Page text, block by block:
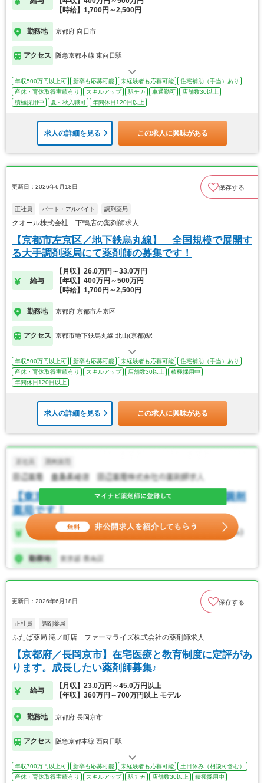
【時給】1,700円～2,500円
勤務地 京都府 向日市
アクセス 阪急京都本線 東向日駅
年収500万円以上可 新卒も応募可能 未経験者も応募可能
住宅補助（手当）あり
産休・育休取得実績有り
スキルアップ 駅チカ 車通勤可
店舗数30以上
積極採用中
夏～秋入職可 年間休日120日以上
求人の詳細を見る この求人に興味がある
更新日：2026年6月18日 保存する
正社員 パート・アルバイト 調剤薬局
クオール株式会社 下鴨店の薬剤師求人
【京都市左京区／地下鉄烏丸線】 全国規模で展開す
る大手調剤薬局にて薬剤師の募集です！
給与
【月収】26.0万円～33.0万円
【年収】400万円～500万円
【時給】1,700円～2,500円
勤務地 京都府 京都市左京区
アクセス 京都市地下鉄烏丸線 北山(京都)駅
年収500万円以上可 新卒も応募可能 未経験者も応募可能
住宅補助（手当）あり
産休・育休取得実績有り
スキルアップ 店舗数30以上
積極採用中
年間休日120日以上
求人の詳細を見る この求人に興味がある
更新日：2026年6月18日 保存する
正社員 調剤薬局
ふたば薬局 滝ノ町店 ファーマライズ株式会社の薬剤師求人
【京都府／長岡京市】在宅医療と教育制度に定評があ
ります。成長したい薬剤師募集♪
給与
【月収】23.0万円～45.0万円以上
【年収】360万円～700万円以上 モデル
勤務地 京都府 長岡京市
アクセス 阪急京都本線 西向日駅
年収700万円以上可 新卒も応募可能 未経験者も応募可能
土日休み（相談可含む）
産休・育休取得実績有り
スキルアップ 駅チカ 店舗数30以上
積極採用中